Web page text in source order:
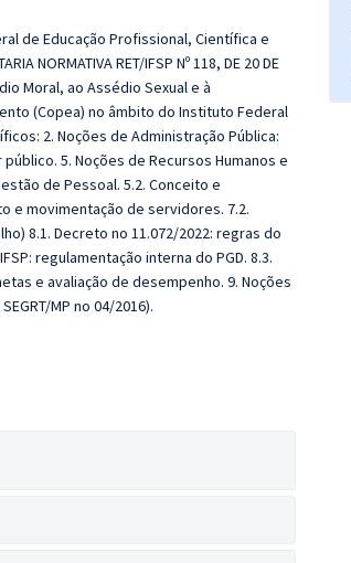
de Educação Profissional, Científica e
NORMATIVA RET/IFSP Nº 118, DE 20 DE
Moral, ao Assédio Sexual e à
(Copea) no âmbito do Instituto Federal
2. Noções de Administração Pública:
5. Noções de Recursos Humanos e
de Pessoal. 5.2. Conceito e
e movimentação de servidores. 7.2.
8.1. Decreto no 11.072/2022: regras do
regulamentação interna do PGD. 8.3.
e avaliação de desempenho. 9. Noções
MP no 04/2016).